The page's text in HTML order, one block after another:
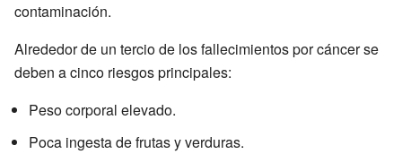
contaminación.
Alrededor de un tercio de los fallecimientos por cáncer se
deben a cinco riesgos principales:
Peso corporal elevado.
Poca ingesta de frutas y verduras.